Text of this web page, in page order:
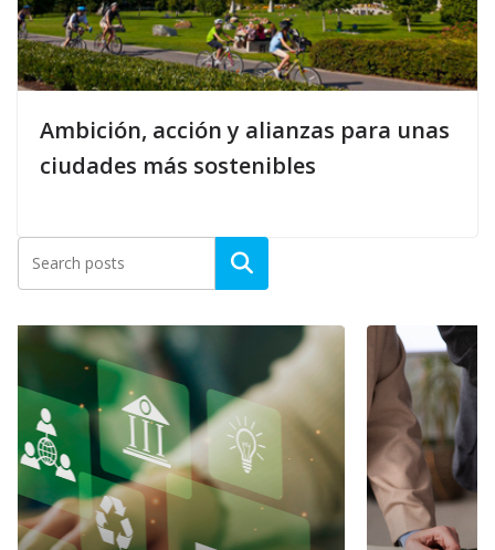
Ambición, acción y alianzas para unas
ciudades más sostenibles